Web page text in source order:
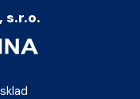
s.r.o.